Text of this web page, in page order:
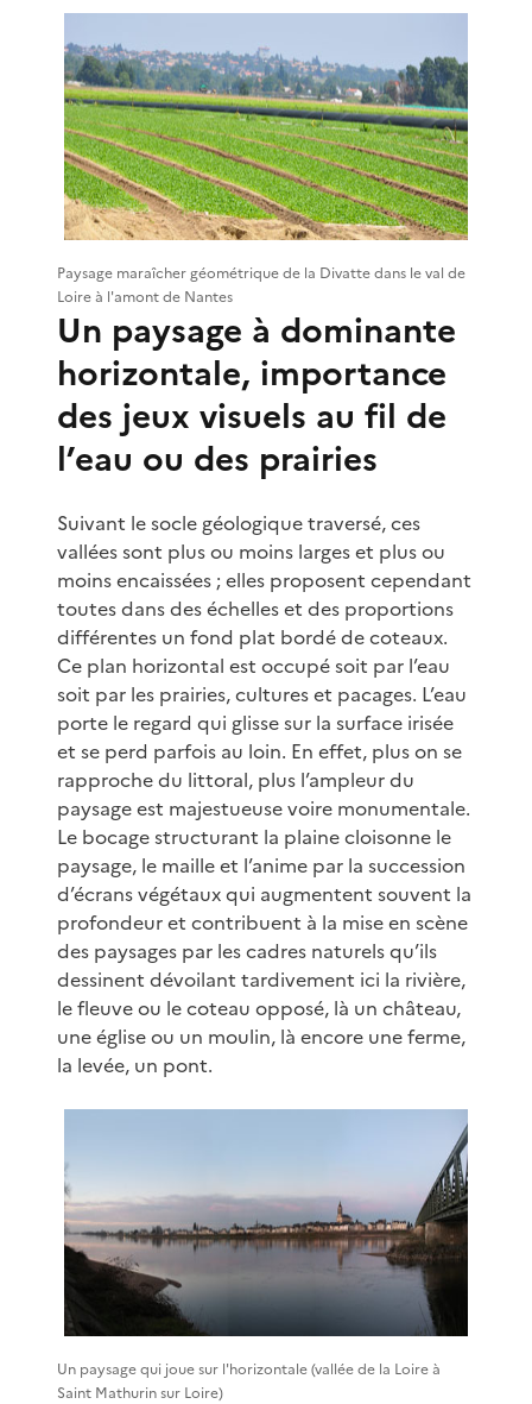
Paysage maraîcher géométrique de la Divatte dans le val de
Loire à l'amont de Nantes
Un paysage à dominante
horizontale, importance
des jeux visuels au fil de
l’eau ou des prairies
Suivant le socle géologique traversé, ces
vallées sont plus ou moins larges et plus ou
moins encaissées ; elles proposent cependant
toutes dans des échelles et des proportions
différentes un fond plat bordé de coteaux.
Ce plan horizontal est occupé soit par l’eau
soit par les prairies, cultures et pacages. L’eau
porte le regard qui glisse sur la surface irisée
et se perd parfois au loin. En effet, plus on se
rapproche du littoral, plus l’ampleur du
paysage est majestueuse voire monumentale.
Le bocage structurant la plaine cloisonne le
paysage, le maille et l’anime par la succession
d’écrans végétaux qui augmentent souvent la
profondeur et contribuent à la mise en scène
des paysages par les cadres naturels qu’ils
dessinent dévoilant tardivement ici la rivière,
le fleuve ou le coteau opposé, là un château,
une église ou un moulin, là encore une ferme,
la levée, un pont.
Un paysage qui joue sur l'horizontale (vallée de la Loire à
Saint Mathurin sur Loire)